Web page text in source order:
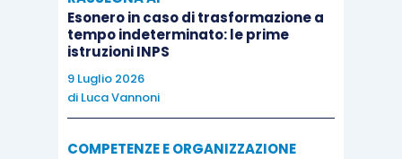
Esonero in caso di trasformazione a
tempo indeterminato: le prime
istruzioni INPS
9 Luglio 2026
di Luca Vannoni
COMPETENZE E ORGANIZZAZIONE